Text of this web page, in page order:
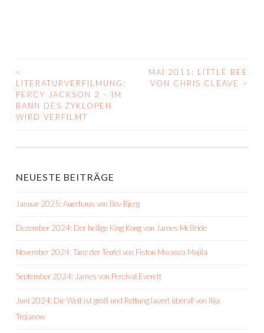
BEITRAGS-
NAVIGATION
<
LITERATURVERFILMUNG:
PERCY JACKSON 2 – IM
BANN DES ZYKLOPEN
WIRD VERFILMT
MAI 2011: LITTLE BEE
VON CHRIS CLEAVE
>
NEUESTE BEITRÄGE
Januar 2025: Auerhaus von Bov Bjerg
Dezember 2024: Der heilige King Kong von James McBride
November 2024: Tanz der Teufel von Fiston Mwanza Mujila
September 2024: James von Percival Everett
Juni 2024: Die Welt ist groß und Rettung lauert überall von Ilija
Trojanow